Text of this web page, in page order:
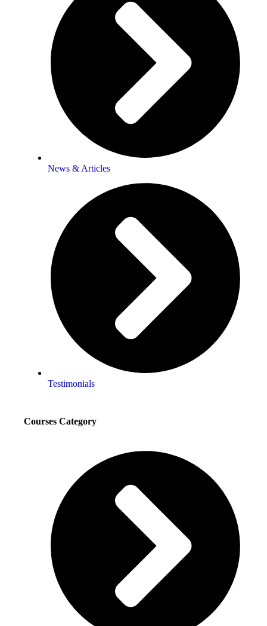
News & Articles
Testimonials
Courses Category